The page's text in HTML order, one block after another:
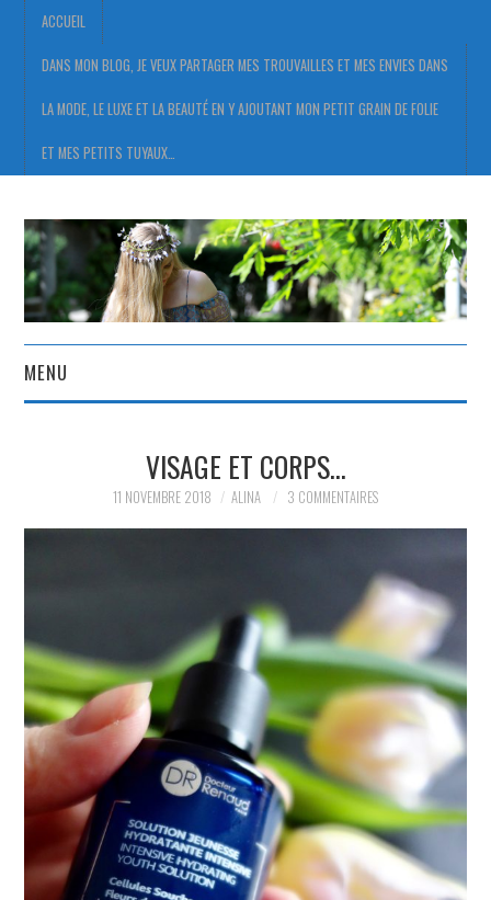
ACCUEIL
DANS MON BLOG, JE VEUX PARTAGER MES TROUVAILLES ET MES ENVIES DANS
LA MODE, LE LUXE ET LA BEAUTÉ EN Y AJOUTANT MON PETIT GRAIN DE FOLIE
ET MES PETITS TUYAUX…
MENU
DANS MON BLOG, JE VEUX
PARTAGER MES
ENVIES DANS LA MODE, LE
LUXE ET LA BEAUTÉ EN Y
AJOUTANT MON PETIT
GRAIN DE FOLIE ET MES
PETITS TUYAUX…
VISAGE ET CORPS…
11 NOVEMBRE 2018 ALINA 3 COMMENTAIRES